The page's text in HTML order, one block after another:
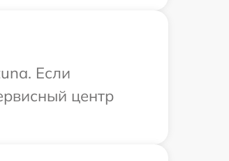
Если
центр